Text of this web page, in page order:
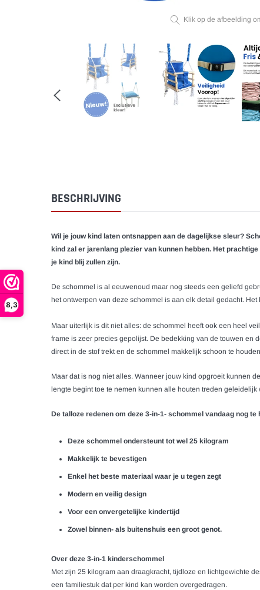
8,3
Klik op de afbeelding
BESCHRIJVING
Wil je jouw kind laten ontsnappen aan de dagelijkse sleur?
kind zal er jarenlang plezier van kunnen hebben. Het
je kind blij zullen zijn.
De schommel is al eeuwenoud maar nog steeds een geliefd
het ontwerpen van deze schommel is aan elk detail gedacht.
Maar uiterlijk is dit niet alles: de schommel heeft ook een heel
frame is zeer precies gepolijst. De bedekking van de touwen en
direct in de stof trekt en de schommel makkelijk schoon te
Maar dat is nog niet alles. Wanneer jouw kind opgroeit kunnen
lengte begint toe te nemen kunnen alle houten treden
De talloze redenen om deze 3-in-1- schommel vandaag nog te
Deze schommel ondersteunt tot wel 25 kilogram
Makkelijk te bevestigen
Enkel het beste materiaal waar je u tegen zegt
Modern en veilig design
Voor een onvergetelijke kindertijd
Zowel binnen- als buitenshuis een groot genot.
Over deze 3-in-1 kinderschommel
Met zijn 25 kilogram aan draagkracht, tijdloze en lichtgewichte
een familiestuk dat per kind kan worden overgedragen.